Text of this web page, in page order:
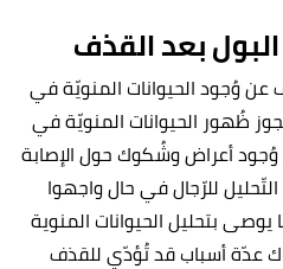
بعد القذف
وُجود الحيوانات المنويّة في
ظُهور الحيوانات المنويّة في
وُجود أعراض وشُكوك حول الإصابة
للرّجال في حال واجهوا
بتحليل الحيوانات المنوية
عدّة أسباب قد تُؤدّي للقذف